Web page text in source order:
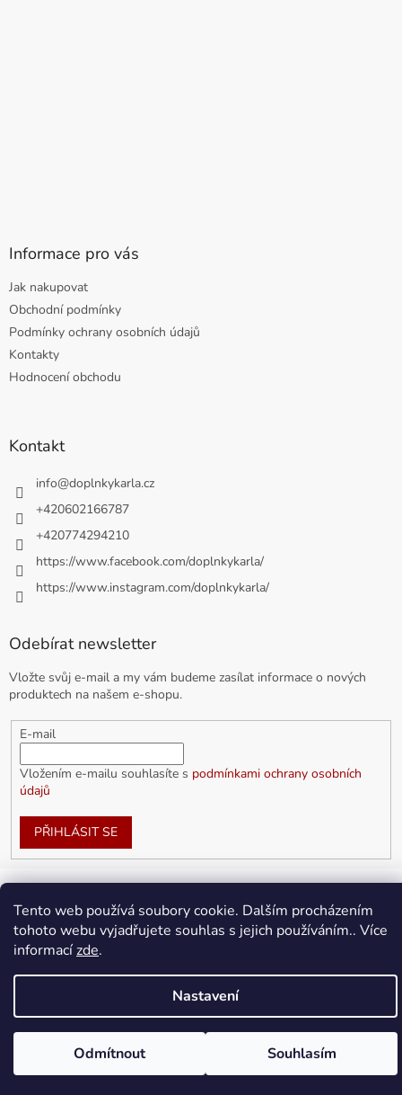
Tento web používá soubory cookie. Dalším procházením
tohoto webu vyjadřujete souhlas s jejich používáním.. Více
informacízde.
Nastavení
Odmítnout Souhlasím
Informace pro vás
Jak nakupovat
Obchodní podmínky
Podmínky ochrany osobních údajů
Kontakty
Hodnocení obchodu
Kontakt
info@doplnkykarla.cz
+420602166787
+420774294210
https://www.facebook.com/doplnkykarla/
https://www.instagram.com/doplnkykarla/
Odebírat newsletter
Vložte svůj e-mail a my vám budeme zasílat informace o nových
produktech na našem e-shopu.
E-mail
Vložením e-mailu souhlasíte s podmínkami ochrany osobních
údajů
PŘIHLÁSIT SE
Vytvořil Shoptet